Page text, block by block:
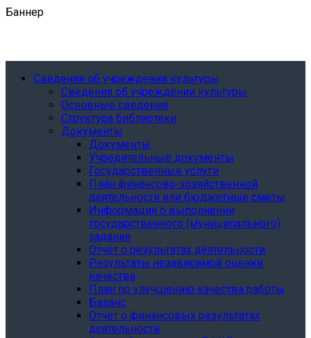
Баннер
Сведения об учреждении культуры
Сведения об учреждении культуры
Основные сведения
Структура библиотеки
Документы
Документы
Учредительные документы
Государственные услуги
План финансово-хозяйственной
деятельности или бюджетные сметы
Информация о выполнении
государственного (муниципального)
задания
Отчёт о результатах деятельности
Результаты независимой оценки
качества
План по улучшению качества работы
Баланс
Отчет о финансовых результатах
деятельности